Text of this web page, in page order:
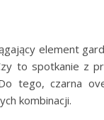
element
to spotkanie z
tego, czarna
kombinacji.